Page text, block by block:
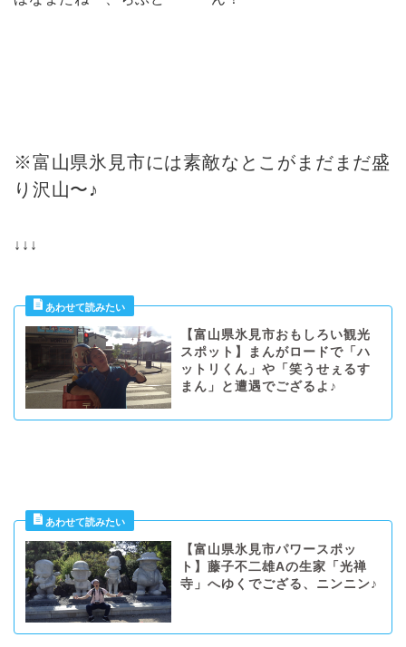
※富山県氷見市には素敵なとこがまだまだ盛
り沢山〜♪
↓↓↓
【富山県氷見市おもしろい観光
スポット】まんがロードで「ハ
ットリくん」や「笑うせぇるす
まん」と遭遇でござるよ♪
【富山県氷見市パワースポッ
ト】藤子不二雄Aの生家「光禅
寺」へゆくでござる、ニンニン♪